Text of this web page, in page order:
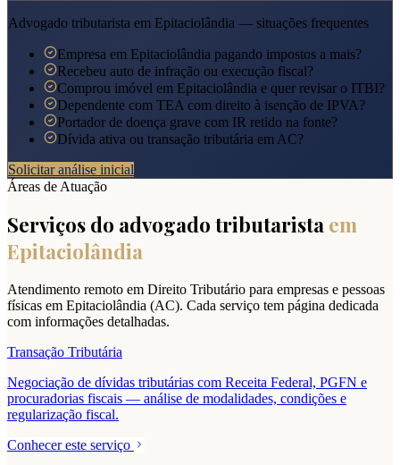
Advogado tributarista em Epitaciolândia — situações frequentes
Empresa em Epitaciolândia pagando impostos a mais?
Recebeu auto de infração ou execução fiscal?
Comprou imóvel em Epitaciolândia e quer revisar o ITBI?
Dependente com TEA com direito à isenção de IPVA?
Portador de doença grave com IR retido na fonte?
Dívida ativa ou transação tributária em AC?
Solicitar análise inicial
Áreas de Atuação
Serviços do advogado tributarista em
Epitaciolândia
Atendimento remoto em Direito Tributário para empresas e pessoas
físicas em Epitaciolândia (AC). Cada serviço tem página dedicada
com informações detalhadas.
Transação Tributária
Negociação de dívidas tributárias com Receita Federal, PGFN e
procuradorias fiscais — análise de modalidades, condições e
regularização fiscal.
Conhecer este serviço